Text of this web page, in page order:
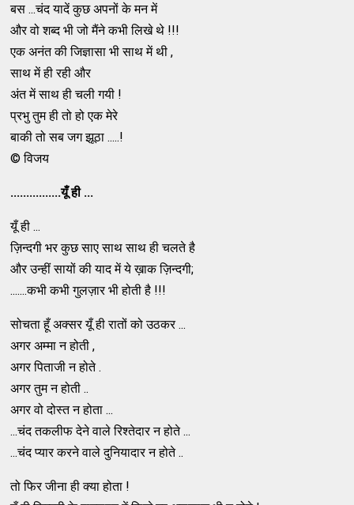
बस ...चंद यादें कुछ अपनों के मन में
और वो शब्द भी जो मैंने कभी लिखे थे !!!
एक अनंत की जिज्ञासा भी साथ में थी ,
साथ में ही रही और
अंत में साथ ही चली गयी !
प्रभु तुम ही तो हो एक मेरे
बाकी तो सब जग झूठा .....!
© विजय
................यूँ ही ...
यूँ ही ...
ज़िन्दगी भर कुछ साए साथ साथ ही चलते है
और उन्हीं सायों की याद में ये ख़ाक ज़िन्दगी;
.......कभी कभी गुलज़ार भी होती है !!!
सोचता हूँ अक्सर यूँ ही रातों को उठकर ...
अगर अम्मा न होती ,
अगर पिताजी न होते .
अगर तुम न होती ..
अगर वो दोस्त न होता ...
...चंद तकलीफ देने वाले रिश्तेदार न होते ...
...चंद प्यार करने वाले दुनियादार न होते ..
तो फिर जीना ही क्या होता !